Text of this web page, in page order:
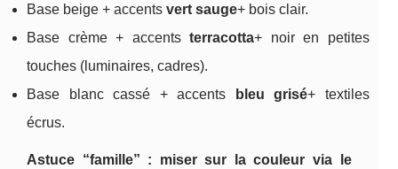
Base beige + accents vert sauge+ bois clair.
Base crème + accentsterracotta+ noir en petites
touches (luminaires, cadres).
Base blanc cassé + accents
bleu grisé+ textiles
écrus.
Astuce “famille” : miser sur la couleur via le